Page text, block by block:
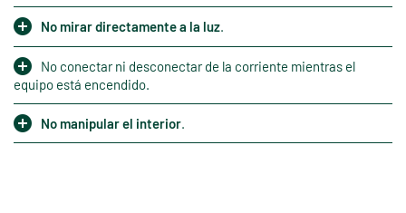
No mirar directamente a la luz.
No conectar ni desconectar de la corriente mientras el
equipo está encendido.
No manipular el interior.